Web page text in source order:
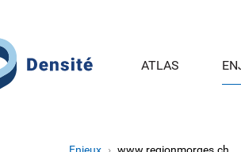
ATLAS